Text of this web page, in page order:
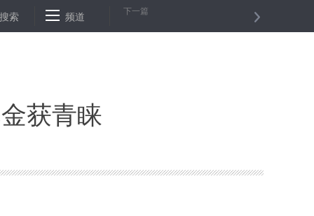
互助” 河南4类结核病患者门诊看病费用将可报销 最高可报3.5万元
搜索 频道 下一篇
获青睐